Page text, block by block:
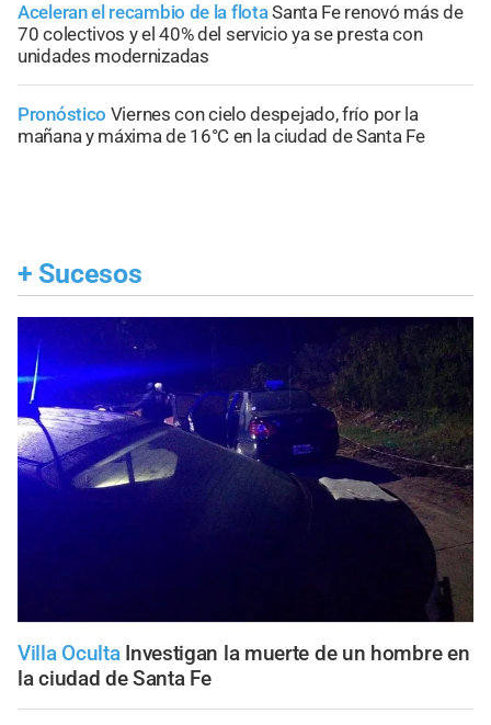
Aceleran el recambio de la flotaSanta Fe renovó más de
70 colectivos y el 40% del servicio ya se presta con
unidades modernizadas
Pronóstico Viernes con cielo despejado, frío por la
mañana y máxima de 16°C en la ciudad de Santa Fe
+ Sucesos
Villa Oculta Investigan la muerte de un hombre en
la ciudad de Santa Fe